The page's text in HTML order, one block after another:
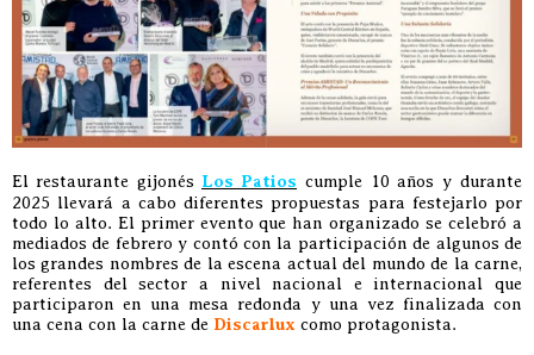
El restaurante gijonés Los Patios cumple 10 años y durante
2025 llevará a cabo diferentes propuestas para festejarlo por
todo lo alto. El primer evento que han organizado se celebró a
mediados de febrero y contó con la participación de algunos de
los grandes nombres de la escena actual del mundo de la carne,
referentes del sector a nivel nacional e internacional que
participaron en una mesa redonda y una vez finalizada con
una cena con la carne de Discarlux como protagonista.